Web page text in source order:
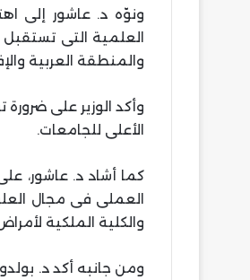
ونوّه د. عاشور إلى
العلمية التى
والمنطقة العربية
وأكد الوزير على
الأعلى للجامعات.
كما أشاد د. عاشور،
العملى فى مجال
والكلية الملكية
ومن جانبه أكد د.